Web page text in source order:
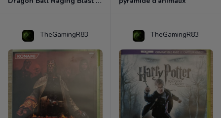
TheGamingR83 TheGamingR83